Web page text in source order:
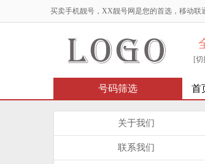
买卖手机靓号，XX靓号网是您的首选，移动联
[切
号码筛选 首
关于我们
联系我们